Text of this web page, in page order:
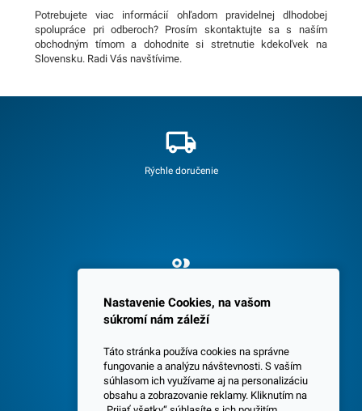
Potrebujete viac informácií ohľadom pravidelnej dlhodobej
spolupráce pri odberoch? Prosím skontaktujte sa s naším
obchodným tímom a dohodnite si stretnutie kdekoľvek na
Slovensku. Radi Vás navštívime.
Rýchle doručenie
Spokojných 3600 zákazníkov
Nastavenie Cookies, na vašom
súkromí nám záleží
Táto stránka používa cookies na správne
fungovanie a analýzu návštevnosti. S vaším
súhlasom ich využívame aj na personalizáciu
obsahu a zobrazovanie reklamy. Kliknutím na